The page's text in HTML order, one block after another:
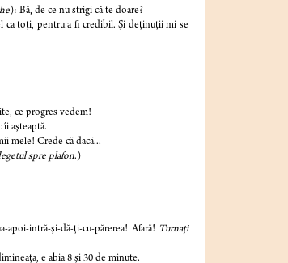
): Bă, de ce nu strigi că te doare?
ca toţi, pentru a fi credibil. Şi deţinuţii mi se
ce progres vedem!
aşteaptă.
mele! Crede că dacă...
spre plafon.)
apoi-intră-şi-dă-ţi-cu-părerea! Afară! Turnaţi
e abia 8 şi 30 de minute.